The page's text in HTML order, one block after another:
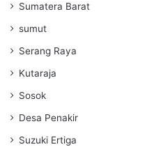
Sumatera Barat
sumut
Serang Raya
Kutaraja
Sosok
Desa Penakir
Suzuki Ertiga